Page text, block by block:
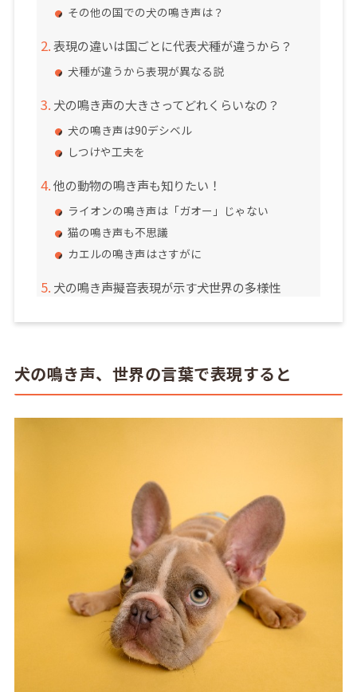
その他の国での犬の鳴き声は？
表現の違いは国ごとに代表犬種が違うから？
犬種が違うから表現が異なる説
犬の鳴き声の大きさってどれくらいなの？
犬の鳴き声は90デシベル
しつけや工夫を
他の動物の鳴き声も知りたい！
ライオンの鳴き声は「ガオー」じゃない
猫の鳴き声も不思議
カエルの鳴き声はさすがに
犬の鳴き声擬音表現が示す犬世界の多様性
犬の鳴き声、世界の言葉で表現すると